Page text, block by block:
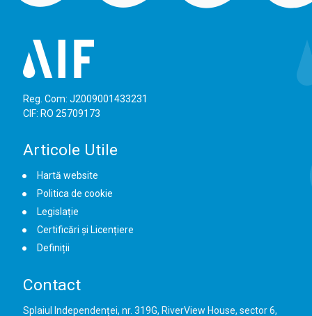
Reg. Com: J2009001433231
CIF: RO 25709173
Articole Utile
Hartă website
Politica de cookie
Legislație
Certificări și Licențiere
Definiții
Contact
Splaiul Independenței, nr. 319G, RiverView House, sector 6,